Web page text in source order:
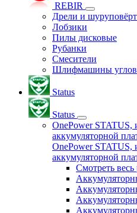
REBIR
Дрели и
Лобзики
Пилы дисковые
Рубанки
Смесители
Шлифмашины
Status
Status
OnePower STATUS,
аккумуляторной
OnePower STATUS,
аккумуляторной
Смотреть весь